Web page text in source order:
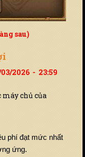
sau)
03/2026 - 23:59
máy chủ của
phí đạt mức nhất
ứng.